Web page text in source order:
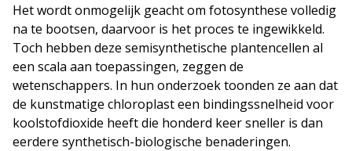
Het wordt onmogelijk geacht om fotosynthese volledig
na te bootsen, daarvoor is het proces te ingewikkeld.
Toch hebben deze semisynthetische plantencellen al
een scala aan toepassingen, zeggen de
wetenschappers. In hun onderzoek toonden ze aan dat
de kunstmatige chloroplast een bindingssnelheid voor
koolstofdioxide heeft die honderd keer sneller is dan
eerdere synthetisch-biologische benaderingen.